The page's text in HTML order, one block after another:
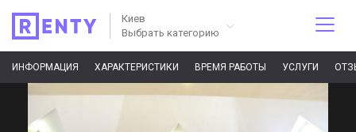
Киев
Выбрать категорию
ИНФОРМАЦИЯ ХАРАКТЕРИСТИКИ ВРЕМЯ РАБОТЫ УСЛУГИ